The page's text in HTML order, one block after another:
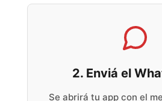
2. Enviá el
Se abrirá tu app con el